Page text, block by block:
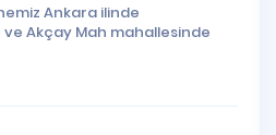
Ankara ilinde
ve Akçay Mah mahallesinde